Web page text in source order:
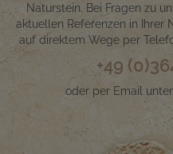
Naturstein. Bei Fragen zu
aktuellen Referenzen in Ihrer
auf direktem Wege per
+49
oder per Email unter